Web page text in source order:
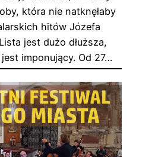
która nie natknęłaby
hitów Józefa
jest dużo dłuższa,
imponujący. Od 27…